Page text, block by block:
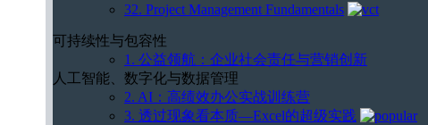
32. Project Management Fundamentals
可持续性与包容性
1. 公益领航：企业社会责任与营销创新
人工智能、数字化与数据管理
2. AI：高绩效办公实战训练营
3. 透过现象看本质—Excel的超级实践